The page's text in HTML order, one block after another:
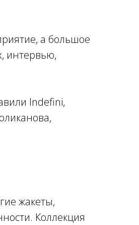
а большое
интервью,
Indefini,
жакеты,
Коллекция